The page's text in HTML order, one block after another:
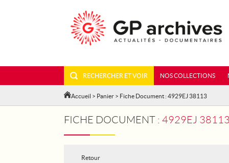
RECHERCHER ET VOIR NOS COLLECTIONS
Accueil > Panier > Fiche Document : 4929EJ 38113
FICHE DOCUMENT : 4929EJ 38113
Retour